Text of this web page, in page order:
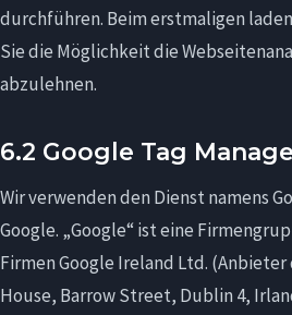
durchführen. Beim erstmaligen
Sie die Möglichkeit die
abzulehnen.
6.2 Google Tag
Wir verwenden den Dienst namens
Google. „Google“ ist eine
Firmen Google Ireland Ltd. (Anbieter
House, Barrow Street, Dublin 4,